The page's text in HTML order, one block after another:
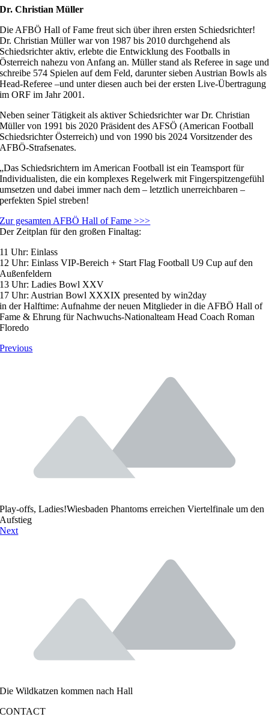
Dr. Christian Müller
Die AFBÖ Hall of Fame freut sich über ihren ersten Schiedsrichter!
Dr. Christian Müller war von 1987 bis 2010 durchgehend als
Schiedsrichter aktiv, erlebte die Entwicklung des Footballs in
Österreich nahezu von Anfang an. Müller stand als Referee in sage und
schreibe 574 Spielen auf dem Feld, darunter sieben Austrian Bowls als
Head-Referee –und unter diesen auch bei der ersten Live-Übertragung
im ORF im Jahr 2001.
Neben seiner Tätigkeit als aktiver Schiedsrichter war Dr. Christian
Müller von 1991 bis 2020 Präsident des AFSÖ (American Football
Schiedsrichter Österreich) und von 1990 bis 2024 Vorsitzender des
AFBÖ-Strafsenates.
„Das Schiedsrichtern im American Football ist ein Teamsport für
Individualisten, die ein komplexes Regelwerk mit Fingerspitzengefühl
umsetzen und dabei immer nach dem – letztlich unerreichbaren –
perfekten Spiel streben!
Zur gesamten AFBÖ Hall of Fame >>>
Der Zeitplan für den großen Finaltag:
11 Uhr: Einlass
12 Uhr: Einlass VIP-Bereich + Start Flag Football U9 Cup auf den
Außenfeldern
13 Uhr: Ladies Bowl XXV
17 Uhr: Austrian Bowl XXXIX presented by win2day
in der Halftime: Aufnahme der neuen Mitglieder in die AFBÖ Hall of
Fame & Ehrung für Nachwuchs-Nationalteam Head Coach Roman
Floredo
Previous
Play-offs, Ladies!Wiesbaden Phantoms erreichen Viertelfinale um den
Aufstieg
Next
Die Wildkatzen kommen nach Hall
CONTACT